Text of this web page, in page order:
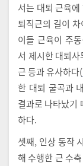
서는 대퇴 근육
퇴직근의 길이
이들 근육이 주
서 제시한 대퇴
근 등과 유사하다(
한 대퇴 굴곡과
결과로 나타났기
하다.
셋째, 인상 동작
해 수행한 근 수